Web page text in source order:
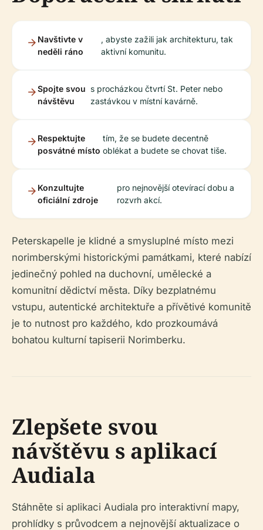
Navštivte v
neděli ráno
, abyste zažili jak architekturu, tak
aktivní komunitu.
Spojte svou
návštěvu
s procházkou čtvrtí St. Peter nebo
zastávkou v místní kavárně.
Respektujte
posvátné místo
tím, že se budete decentně
oblékat a budete se chovat tiše.
Konzultujte
oficiální zdroje
pro nejnovější otevírací dobu a
rozvrh akcí.
Peterskapelle je klidné a smysluplné místo mezi
norimberskými historickými památkami, které nabízí
jedinečný pohled na duchovní, umělecké a
komunitní dědictví města. Díky bezplatnému
vstupu, autentické architektuře a přívětivé komunitě
je to nutnost pro každého, kdo prozkoumává
bohatou kulturní tapiserii Norimberku.
Zlepšete svou
návštěvu s aplikací
Audiala
Stáhněte si aplikaci Audiala pro interaktivní mapy,
prohlídky s průvodcem a nejnovější aktualizace o